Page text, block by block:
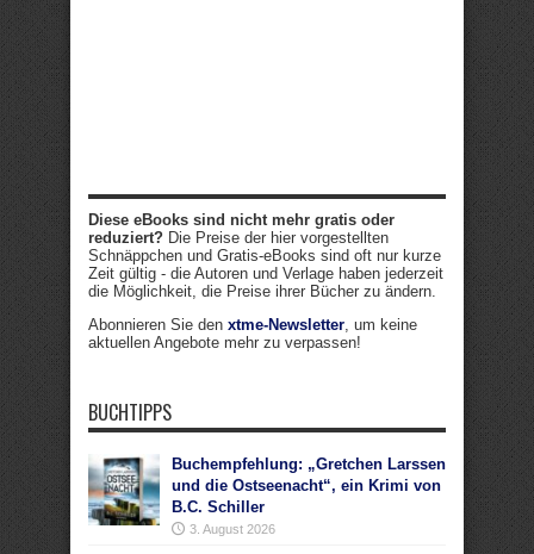
Diese eBooks sind nicht mehr gratis oder
reduziert? Die Preise der hier vorgestellten
Schnäppchen und Gratis-eBooks sind oft nur kurze
Zeit gültig - die Autoren und Verlage haben jederzeit
die Möglichkeit, die Preise ihrer Bücher zu ändern.
Abonnieren Sie den xtme-Newsletter , um keine
aktuellen Angebote mehr zu verpassen!
BUCHTIPPS
Buchempfehlung: „Gretchen Larssen
und die Ostseenacht“, ein Krimi von
B.C. Schiller
3. August 2026